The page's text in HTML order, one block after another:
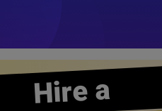
Hire a